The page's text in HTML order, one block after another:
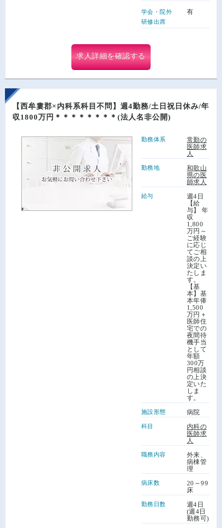
学会・院外
研修出席
有
求人詳細を確認する
【西牟婁郡×内科系科目不問】週4勤務/土日祝日休み/年
収1800万円＊＊＊＊＊＊＊＊(法人名非公開)
勤務体系
常勤の
医師求
人
勤務地
和歌山
県の医
師求人
給与
週4日
【給
与】 年
収
1,800
万円～
ご経験
に応じ
てご相
談の上
決定い
たしま
す。
【基
本】基
本年俸
1,500
万円＋
医師住
宅での
夜間待
機手当
として
年額
300万
円相談
の上決
定いた
しま
す。
施設形態 病院
科目
内科の
医師求
人
職務内容
外来、
病棟管
理
病床数
20～99
床
勤務日数
週4日
(週4日
勤務可)